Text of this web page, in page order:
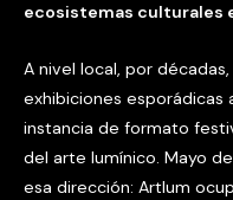
ecosistemas culturales
A nivel local, por
exhibiciones
instancia de formato
del arte lumínico. Mayo
esa dirección: Artlum